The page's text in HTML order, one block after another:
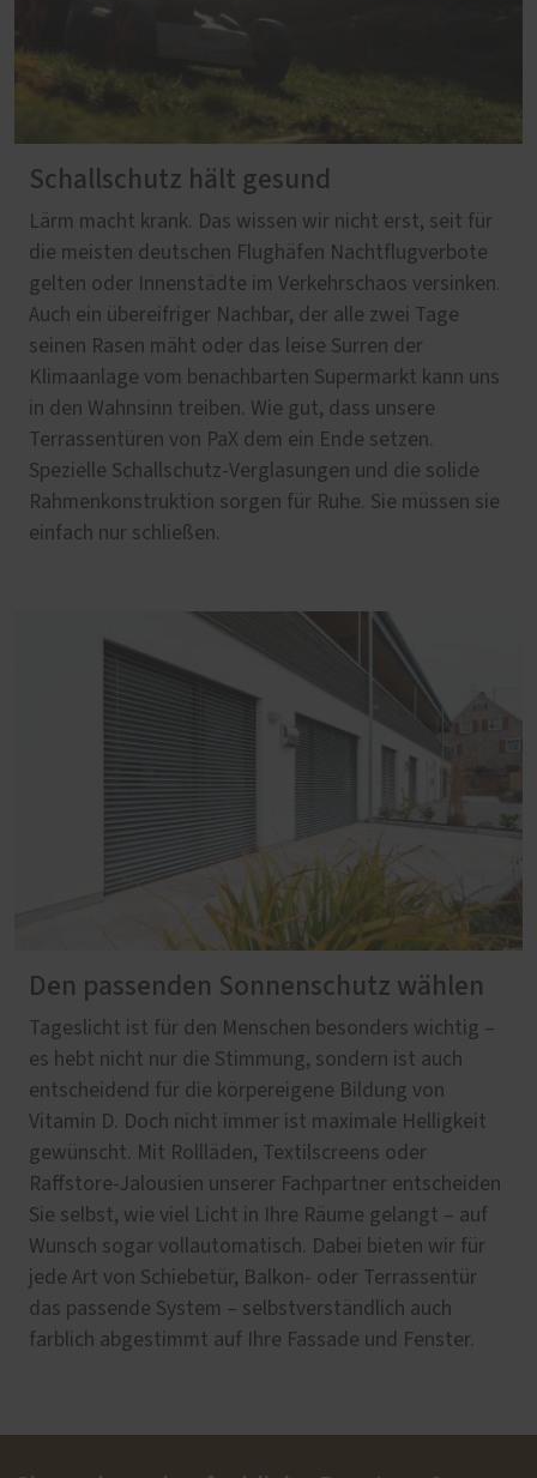
Schallschutz hält gesund
Lärm macht krank. Das wissen wir nicht erst, seit für
die meisten deutschen Flughäfen Nachtflugverbote
gelten oder Innenstädte im Verkehrschaos versinken.
Auch ein übereifriger Nachbar, der alle zwei Tage
seinen Rasen mäht oder das leise Surren der
Klimaanlage vom benachbarten Supermarkt kann uns
in den Wahnsinn treiben. Wie gut, dass unsere
Terrassentüren von PaX dem ein Ende setzen.
Spezielle Schallschutz-Verglasungen und die solide
Rahmenkonstruktion sorgen für Ruhe. Sie müssen sie
einfach nur schließen.
Den passenden Sonnenschutz wählen
Tageslicht ist für den Menschen besonders wichtig –
es hebt nicht nur die Stimmung, sondern ist auch
entscheidend für die körpereigene Bildung von
Vitamin D. Doch nicht immer ist maximale Helligkeit
gewünscht. Mit Rollläden, Textilscreens oder
Raffstore-Jalousien unserer Fachpartner entscheiden
Sie selbst, wie viel Licht in Ihre Räume gelangt – auf
Wunsch sogar vollautomatisch. Dabei bieten wir für
jede Art von Schiebetür, Balkon- oder Terrassentür
das passende System – selbstverständlich auch
farblich abgestimmt auf Ihre Fassade und Fenster.